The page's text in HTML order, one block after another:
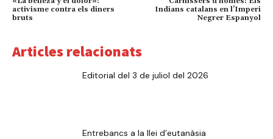
activisme contra els diners
bruts
Indians catalans en l’Imperi
Negrer Espanyol
Articles relacionats
Editorial del 3 de juliol del 2026
Entrebancs a la llei d’eutanàsia